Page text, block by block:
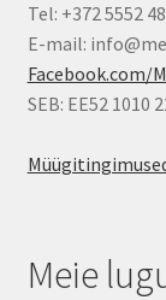
Tel: +372 5552
E-mail:
Facebook.com/
SEB: EE52 1010
Meie